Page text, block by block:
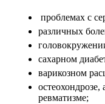
проблемах с
различных
сахарном
варикозном
остеохондрозе,
ревматизме;